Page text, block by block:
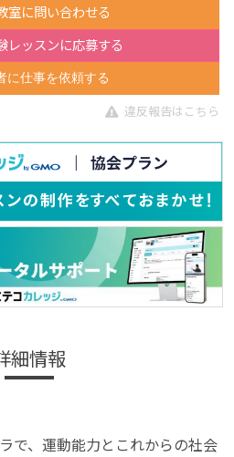
室に問い合わせる
レッスンに応募する
に仕事を依頼する
違反報告はこちら
細情報
、運動能力とこれからの社会